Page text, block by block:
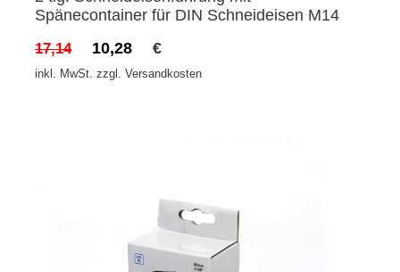
Spänecontainer für DIN Schneideisen M14
17,14 10,28 €
inkl. MwSt. zzgl. Versandkosten